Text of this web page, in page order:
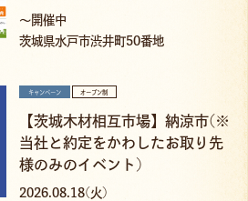
〜開催中
茨城県水戸市渋井町50番地
キャンペーン オープン制
【茨城木材相互市場】納涼市(※
当社と約定をかわしたお取り先
様のみのイベント)
2026.08.18(火)